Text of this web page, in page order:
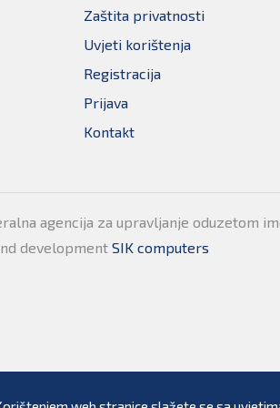
Zaštita privatnosti
Uvjeti korištenja
Registracija
Prijava
Kontakt
agencija za upravljanje oduzetom
development SIK computers